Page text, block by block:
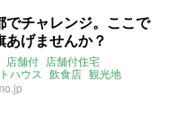
でチャレンジ。ここで
あげませんか？
店舗付 店舗付住宅
ハウス 飲食店 観光地